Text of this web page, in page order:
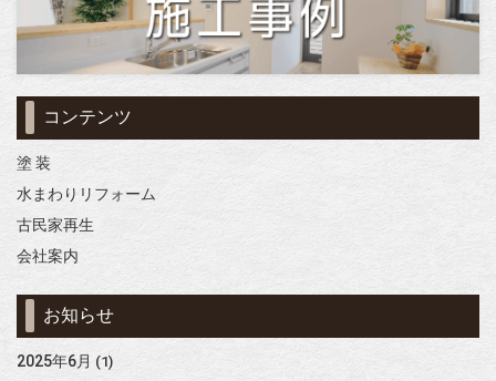
コンテンツ
塗 装
水まわりリフォーム
古民家再生
会社案内
お知らせ
2025年6月 (1)